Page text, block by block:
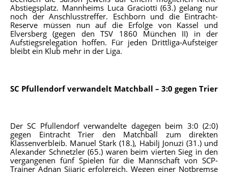
Abstiegsplatz. Mannheims Luca Graciotti (63.) gelang nur
noch der Anschlusstreffer. Eschborn und die Eintracht-
Reserve müssen nun auf die Erfolge von Kassel und
Elversberg (gegen den TSV 1860 München II) in der
Aufstiegsrelegation hoffen. Für jeden Drittliga-Aufsteiger
bleibt ein Klub mehr in der Liga.
SC Pfullendorf verwandelt Matchball – 3:0 gegen Trier
Der SC Pfullendorf verwandelte dagegen beim 3:0 (2:0)
gegen Eintracht Trier den Matchball zum direkten
Klassenverbleib. Manuel Stark (18.), Habilj Jonuzi (31.) und
Alexander Schnetzler (65.) waren beim vierten Sieg in den
vergangenen fünf Spielen für die Mannschaft von SCP-
Trainer Adnan Sijaric erfolgreich. Wegen einer Notbremse